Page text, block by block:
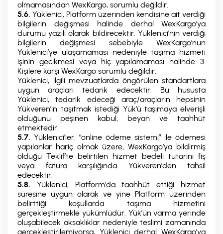
olmamasından WexKargo, sorumlu değildir.
5.6. Yüklenici, Platform üzerinden kendisine ait verdiği
bilgilerin değişmesi halinde derhal WexKargo’ya
durumu yazılı olarak bildirecektir. Yüklenici’nin verdiği
bilgilerin değişmesi sebebiyle WexKargo’nun
Yüklenici’ye ulaşamaması nedeniyle taşıma hizmeti
işinin gecikmesi veya hiç yapılamaması halinde 3.
Kişilere karşı WexKargo sorumlu değildir.
Yüklenici, ilgili mevzuatlarda öngörülen standartlara
uygun araçları tedarik edecektir. Bu hususta
Yüklenici, tedarik edeceği araç/araçların hepsinin
Yükveren’in taşıtmak istediği Yük’ü taşımaya elverişli
olduğunu peşinen kabul, beyan ve taahhüt
etmektedir.
5.7. Yüklenici’ler, “online ödeme sistemi” ile ödemesi
yapılanlar hariç olmak üzere, WexKargo’ya bildirmiş
olduğu Teklif’te belirtilen hizmet bedeli tutarını fiş
veya fatura karşılığında Yükveren’den tahsil
edecektir.
5.8. Yüklenici, Platform’da taahhüt ettiği hizmet
süresine uygun olarak ve yine Platform üzerinden
belirttiği koşullarda taşıma hizmetini
gerçekleştirmekle yükümlüdür. Yük’ün varma yerinde
oluşabilecek aksaklıklar nedeniyle teslimi zamanında
gerçekleştirilemiyorsa, Yüklenici derhal WexKargo’ya